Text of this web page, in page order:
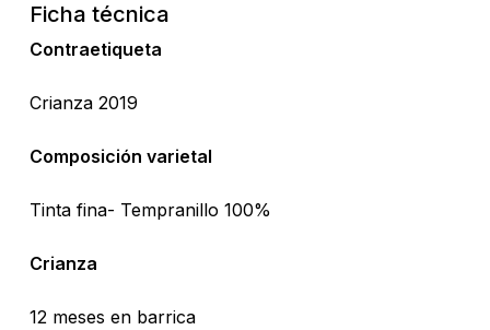
Ficha técnica
Contraetiqueta
Crianza 2019
Composición varietal
Tinta fina- Tempranillo 100%
Crianza
12 meses en barrica